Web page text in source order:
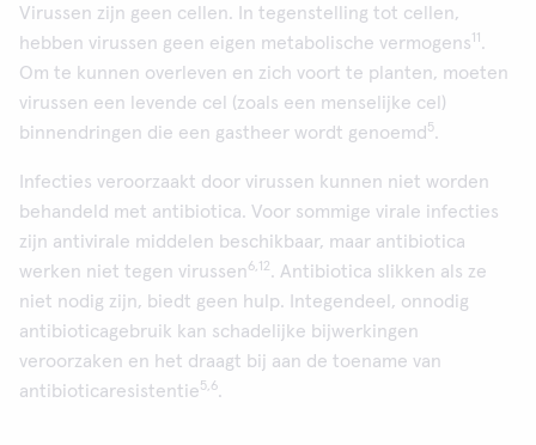
Virussen zijn geen cellen. In tegenstelling tot cellen,
hebben virussen geen eigen metabolische vermogens11 .
Om te kunnen overleven en zich voort te planten, moeten
virussen een levende cel (zoals een menselijke cel)
binnendringen die een gastheer wordt genoemd 5.
Infecties veroorzaakt door virussen kunnen niet worden
behandeld met antibiotica. Voor sommige virale infecties
zijn antivirale middelen beschikbaar, maar antibiotica
werken niet tegen virussen6,12. Antibiotica slikken als ze
niet nodig zijn, biedt geen hulp. Integendeel, onnodig
antibioticagebruik kan schadelijke bijwerkingen
veroorzaken en het draagt bij aan de toename van
antibioticaresistentie5,6.